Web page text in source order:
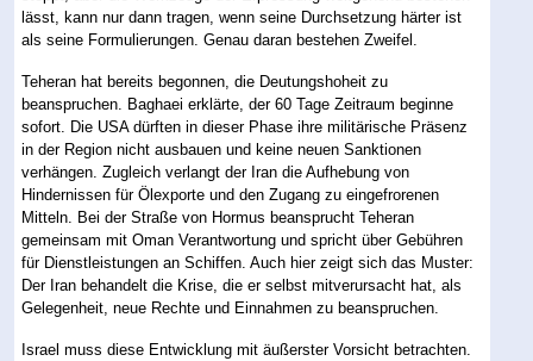
lässt, kann nur dann tragen, wenn seine Durchsetzung härter ist
als seine Formulierungen. Genau daran bestehen Zweifel.
Teheran hat bereits begonnen, die Deutungshoheit zu
beanspruchen. Baghaei erklärte, der 60 Tage Zeitraum beginne
sofort. Die USA dürften in dieser Phase ihre militärische Präsenz
in der Region nicht ausbauen und keine neuen Sanktionen
verhängen. Zugleich verlangt der Iran die Aufhebung von
Hindernissen für Ölexporte und den Zugang zu eingefrorenen
Mitteln. Bei der Straße von Hormus beansprucht Teheran
gemeinsam mit Oman Verantwortung und spricht über Gebühren
für Dienstleistungen an Schiffen. Auch hier zeigt sich das Muster:
Der Iran behandelt die Krise, die er selbst mitverursacht hat, als
Gelegenheit, neue Rechte und Einnahmen zu beanspruchen.
Israel muss diese Entwicklung mit äußerster Vorsicht betrachten.